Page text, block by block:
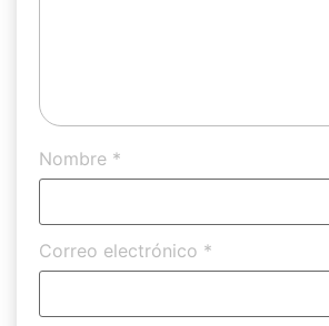
Nombre *
Correo electrónico *